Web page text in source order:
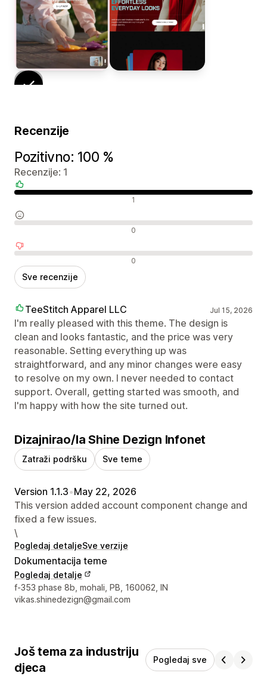
Recenzije
Pozitivno: 100 %
Recenzije: 1
1
0
0
Sve recenzije
TeeStitch Apparel LLC Jul 15, 2026
I'm really pleased with this theme. The design is
clean and looks fantastic, and the price was very
reasonable. Setting everything up was
straightforward, and any minor changes were easy
to resolve on my own. I never needed to contact
support. Overall, getting started was smooth, and
I'm happy with how the site turned out.
Dizajnirao/la Shine Dezign Infonet
Zatraži podršku Sve teme
Version 1.1.3•May 22, 2026
This version added account component change and
fixed a few issues.
\
Pogledaj detaljeSve verzije
Dokumentacija teme
Pogledaj detalje
Podaci za kontakt dizajnera
f-353 phase 8b, mohali, PB, 160062, IN
vikas.shinedezign@gmail.com
Još tema za industriju
djeca
Pogledaj sve